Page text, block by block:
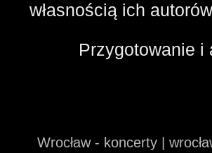
własnością ich
Przygotowanie i
Wrocław - koncerty |